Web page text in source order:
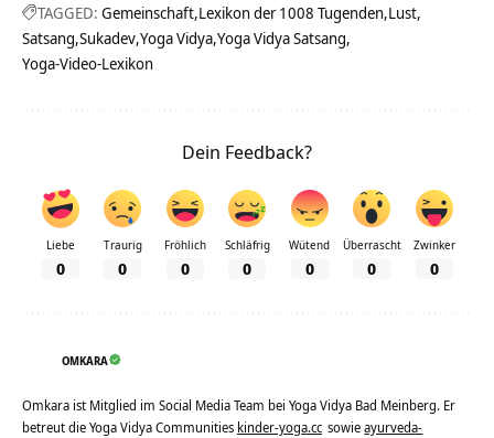
TAGGED: Gemeinschaft Lexikon der 1008 Tugenden Lust
Satsang Sukadev Yoga Vidya Yoga Vidya Satsang
Yoga-Video-Lexikon
Dein Feedback?
Liebe
0
Traurig
0
Fröhlich
0
Schläfrig
0
Wütend
0
Überrascht
0
Zwinker
0
OMKARA
Omkara ist Mitglied im Social Media Team bei Yoga Vidya Bad Meinberg. Er
betreut die Yoga Vidya Communities kinder-yoga.cc sowieayurveda-